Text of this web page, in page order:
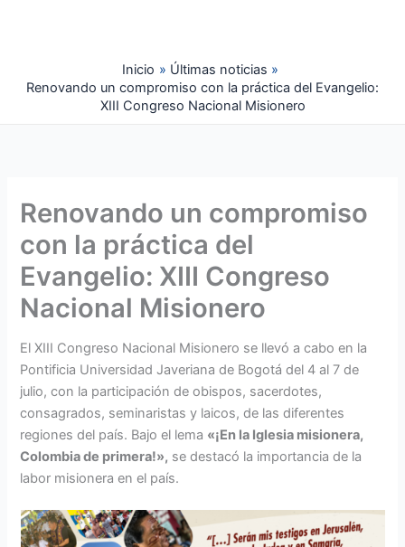
Inicio
Últimas noticias
Renovando un compromiso con la práctica del Evangelio:
XIII Congreso Nacional Misionero
Renovando un compromiso
con la práctica del
Evangelio: XIII Congreso
Nacional Misionero
El XIII Congreso Nacional Misionero se llevó a cabo en la
Pontificia Universidad Javeriana de Bogotá del 4 al 7 de
julio, con la participación de obispos, sacerdotes,
consagrados, seminaristas y laicos, de las diferentes
regiones del país. Bajo el lema «¡En la Iglesia misionera,
Colombia de primera!», se destacó la importancia de la
labor misionera en el país.